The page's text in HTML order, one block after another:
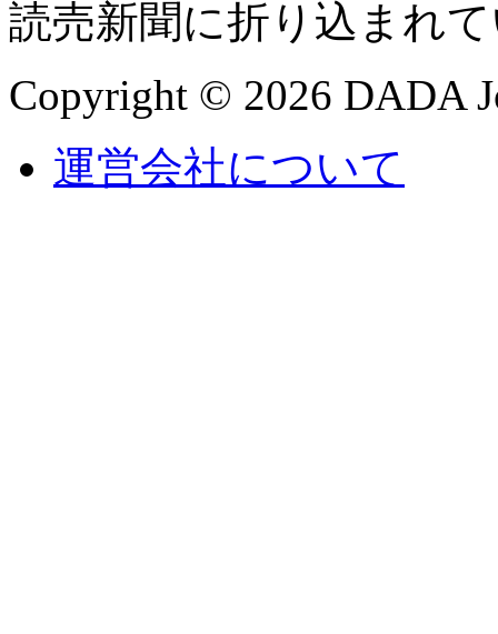
読売新聞に折り込まれ
Copyright © 2026 DADA
運営会社について